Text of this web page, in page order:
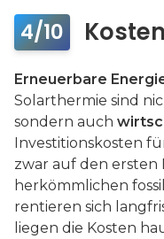
4/10
Erneuerbare
Solarthermie sind
sondern auch
Investitionskosten
zwar auf den ersten
herkömmlichen
rentieren sich
liegen die Kosten